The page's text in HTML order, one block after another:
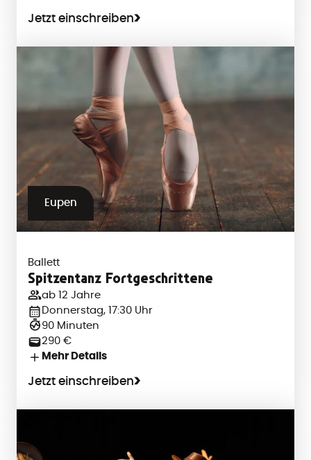
Jetzt einschreiben
Eupen
Ballett
Spitzentanz Fortgeschrittene
ab 12 Jahre
Donnerstag, 17:30 Uhr
90 Minuten
290 €
Mehr Details
Jetzt einschreiben